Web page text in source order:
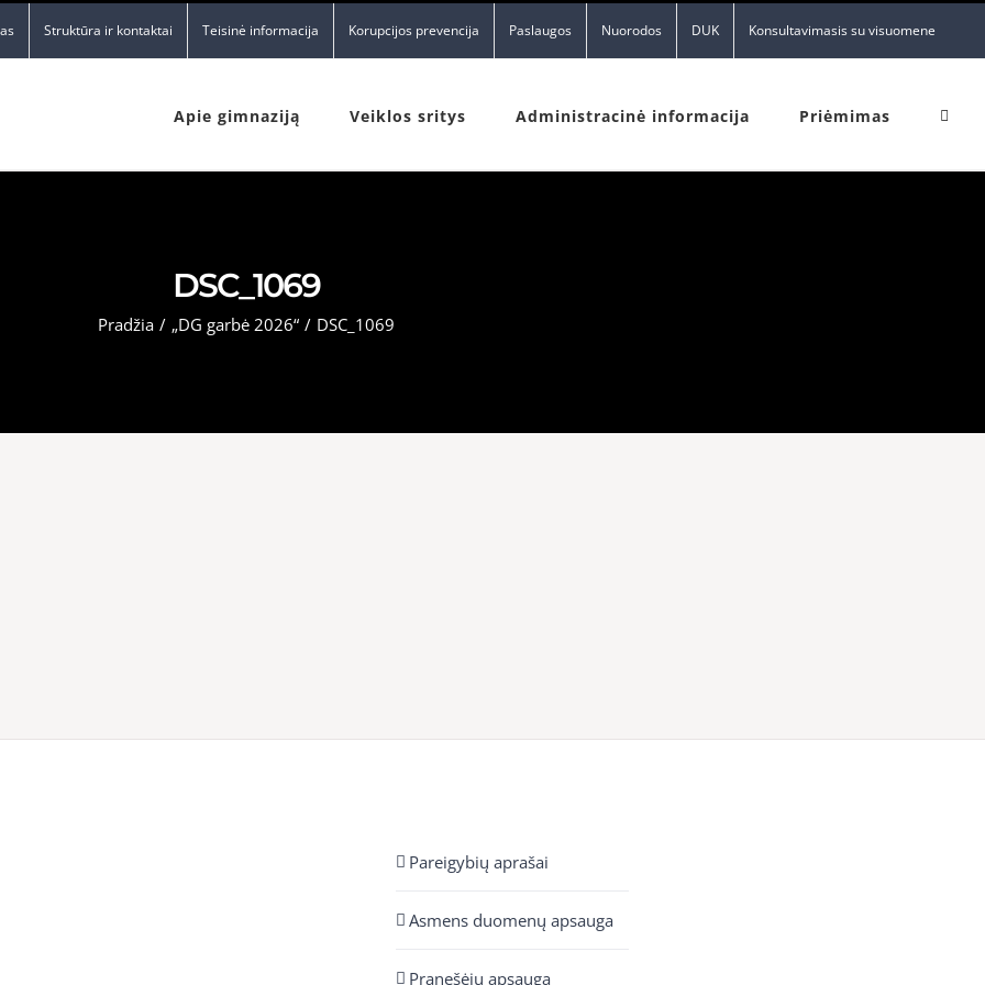
Struktūra ir kontaktai Teisinė informacija Korupcijos prevencija Paslaugos Nuorodos DUK Konsultavimasis su visuomene
Apie gimnaziją Veiklos sritys Administracinė informacija Priėmimas
DSC_1069
Pradžia / „DG garbė 2026“ / DSC_1069
Pareigybių aprašai
Asmens duomenų apsauga
Pranešėjų apsauga